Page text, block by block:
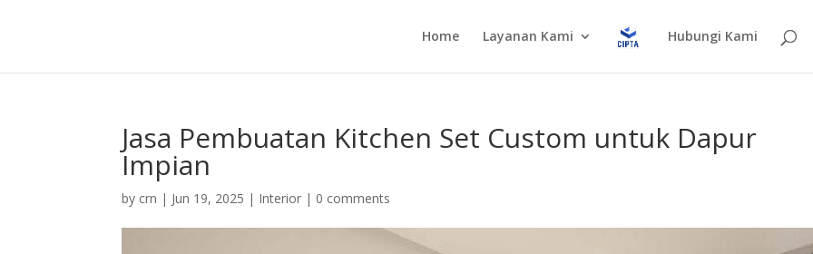
Home Layanan Kami Hubungi Kami
Jasa Pembuatan Kitchen Set Custom untuk Dapur
Impian
by crn | Jun 19, 2025 | Interior | 0 comments